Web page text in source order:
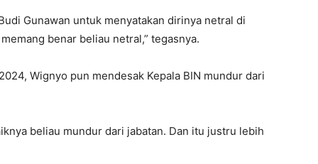
Gunawan untuk menyatakan dirinya netral di
benar beliau netral,” tegasnya.
Wignyo pun mendesak Kepala BIN mundur dari
beliau mundur dari jabatan. Dan itu justru lebih